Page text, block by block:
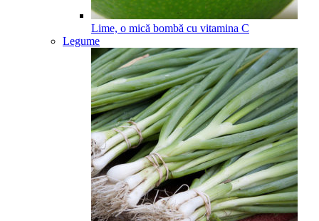
Lime, o mică bombă cu vitamina C
Legume